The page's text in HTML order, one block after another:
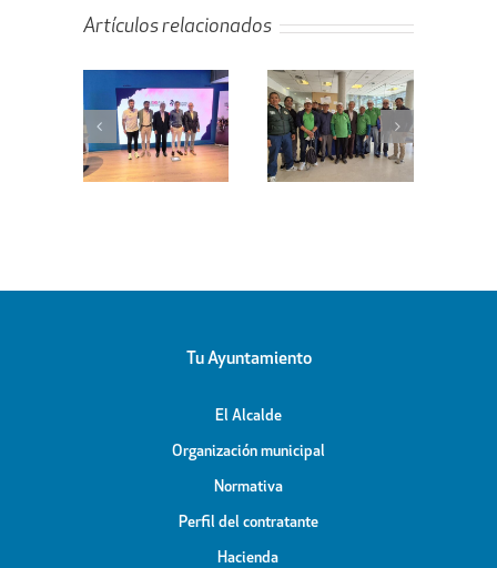
Artículos relacionados
Torneo de
Petanca para
mayores
Ayuntamiento
traslada a
Rodrigo
Hernández la
propuesta de
dar su nombre
Tu Ayuntamiento
El Alcalde
Organización municipal
Normativa
Perfil del contratante
Hacienda